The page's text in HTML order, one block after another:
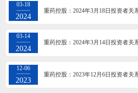
03-18
2024
重药控股：2024年3月18日投资者关
03-14
2024
重药控股：2024年3月14日投资者关
12-06
2023
重药控股：2023年12月6日投资者关